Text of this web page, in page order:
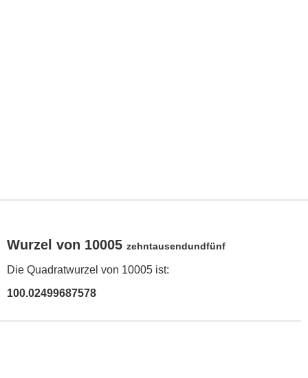
Wurzel von 10005 zehntausendundfünf
Die Quadratwurzel von 10005 ist:
100.02499687578